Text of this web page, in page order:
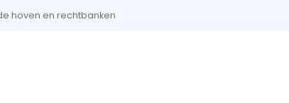
hoven en rechtbanken